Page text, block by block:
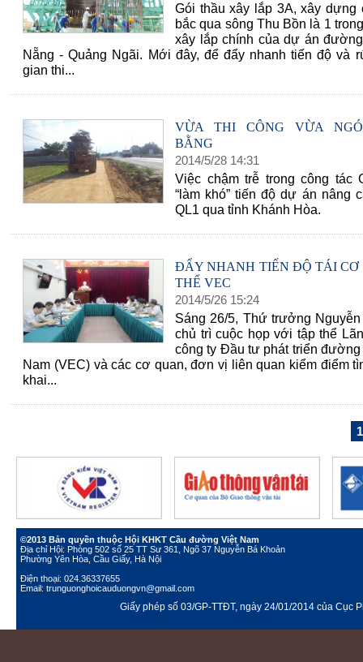
Gói thầu xây lắp 3A, xây dựng
bắc qua sông Thu Bồn là 1
xây lắp chính của dự án
Nẵng - Quảng Ngãi. Mới đây, để đẩy nhanh tiến độ và
gian thi...
VỪA THI CÔNG VỪA
BẰNG
2014/5/28 14:31
Việc chậm trễ trong công tác
“làm khó” tiến độ dự án nâng
QL1 qua tỉnh Khánh Hòa.
ĐẨY NHANH TIẾN ĐỘ TÁI CƠ
THỂ VEC
2014/5/26 15:24
Sáng 26/5, Thứ trưởng
chủ trì cuộc họp với tập thể
công ty Đầu tư phát triển đường
Nam (VEC) và các cơ quan, đơn vị liên quan kiểm điểm
khai...
1
©2013 Bản quyền thuộc Hội KHKT Cầu đường Việt Nam
Địa chỉ Hội: Phòng 502 số 25 TT Sư 361, Ngõ 37 Nguyễn Bá Khoản
Phường Yên Hòa, Cầu Giấy, Hà Nội
Điện thoại: 024.36337655
Email: trunguonghoicauduongvn@gmail.com
Giấy phép số 03/GP-TTĐT, ngày 24/01/2014 của Cục